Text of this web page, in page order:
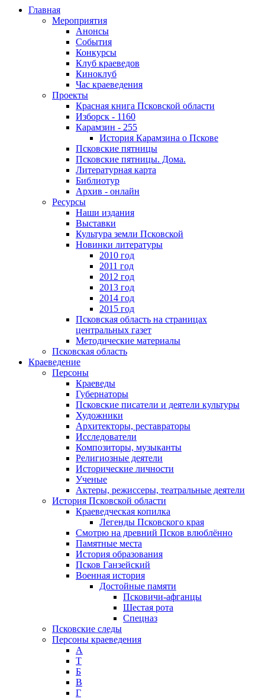
Главная
Мероприятия
Анонсы
События
Конкурсы
Клуб краеведов
Киноклуб
Час краеведения
Проекты
Красная книга Псковской области
Изборск - 1160
Карамзин - 255
История Карамзина о Пскове
Псковские пятницы
Псковские пятницы. Дома.
Литературная карта
Библиотур
Архив - онлайн
Ресурсы
Наши издания
Выставки
Культура земли Псковской
Новинки литературы
2010 год
2011 год
2012 год
2013 год
2014 год
2015 год
Псковская область на страницах
центральных газет
Методические материалы
Псковская область
Краеведение
Персоны
Краеведы
Губернаторы
Псковские писатели и деятели культуры
Художники
Архитекторы, реставраторы
Исследователи
Композиторы, музыканты
Религиозные деятели
Исторические личности
Ученые
Актеры, режиссеры, театральные деятели
История Псковской области
Краеведческая копилка
Легенды Псковского края
Смотрю на древний Псков влюблённо
Памятные места
История образования
Псков Ганзейский
Военная история
Достойные памяти
Псковичи-афганцы
Шестая рота
Спецназ
Псковские следы
Персоны краеведения
А
T
Б
В
Г